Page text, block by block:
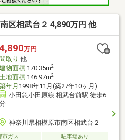
区相武台２ 4,890万円 他
4,890万円
間取り 他
建物面積170.35m2
土地面積146.97m2
築年月 1998年11月(築27年10ヶ月)
小田急小田原線 相武台前駅 徒歩6
分
神奈川県相模原市南区相武台２
市ガス
駐車場あり